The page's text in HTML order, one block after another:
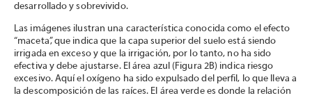
desarrollado y sobrevivido.
Las imágenes ilustran una característica conocida como el efecto
“maceta”, que indica que la capa superior del suelo está siendo
irrigada en exceso y que la irrigación, por lo tanto, no ha sido
efectiva y debe ajustarse. El área azul (Figura 2B) indica riesgo
excesivo. Aquí el oxígeno ha sido expulsado del perfil, lo que lleva a
la descomposición de las raíces. El área verde es donde la relación